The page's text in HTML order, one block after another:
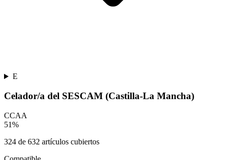
E
Celador/a del SESCAM (Castilla-La Mancha)
CCAA
51%
324 de 632 artículos cubiertos